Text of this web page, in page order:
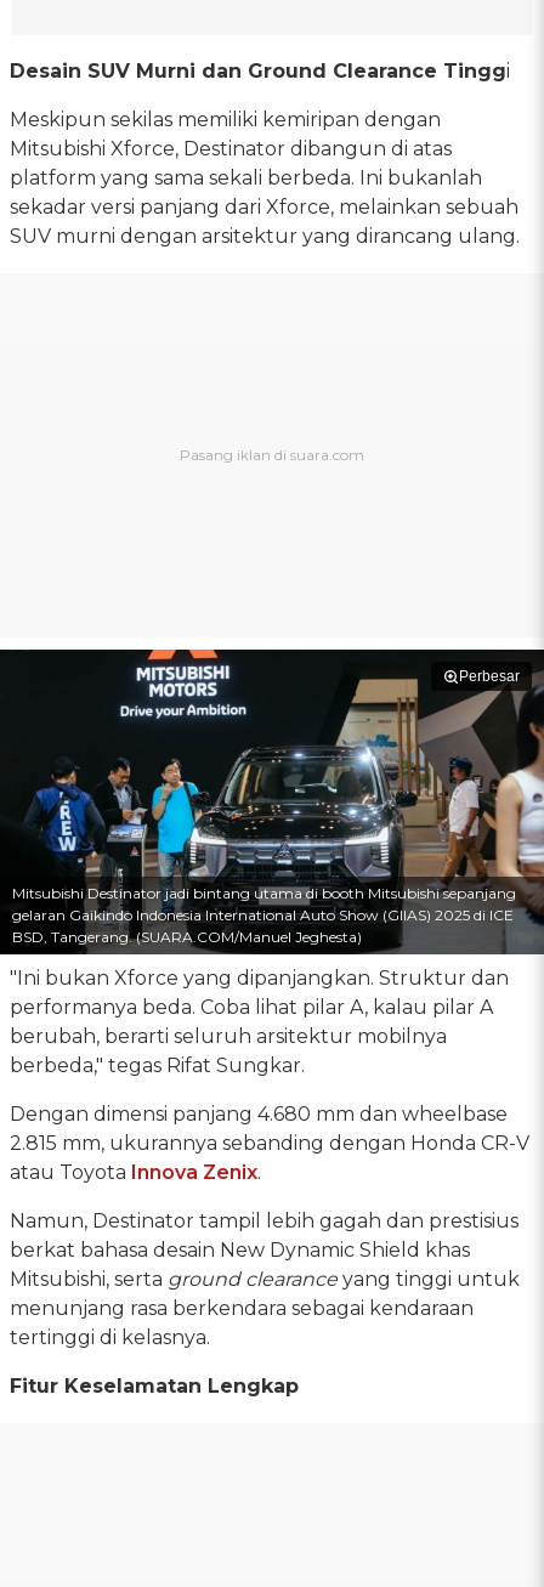
Desain SUV Murni dan Ground Clearance Tinggi
Meskipun sekilas memiliki kemiripan dengan
Mitsubishi Xforce, Destinator dibangun di atas
platform yang sama sekali berbeda. Ini bukanlah
sekadar versi panjang dari Xforce, melainkan sebuah
SUV murni dengan arsitektur yang dirancang ulang.
Perbesar
Mitsubishi Destinator jadi bintang utama di booth Mitsubishi sepanjang
gelaran Gaikindo Indonesia International Auto Show (GIIAS) 2025 di ICE
BSD, Tangerang. (SUARA.COM/Manuel Jeghesta)
"Ini bukan Xforce yang dipanjangkan. Struktur dan
performanya beda. Coba lihat pilar A, kalau pilar A
berubah, berarti seluruh arsitektur mobilnya
berbeda," tegas Rifat Sungkar.
Dengan dimensi panjang 4.680 mm dan wheelbase
2.815 mm, ukurannya sebanding dengan Honda CR-V
atau Toyota Innova Zenix.
Namun, Destinator tampil lebih gagah dan prestisius
berkat bahasa desain New Dynamic Shield khas
Mitsubishi, serta ground clearance yang tinggi untuk
menunjang rasa berkendara sebagai kendaraan
tertinggi di kelasnya.
Fitur Keselamatan Lengkap